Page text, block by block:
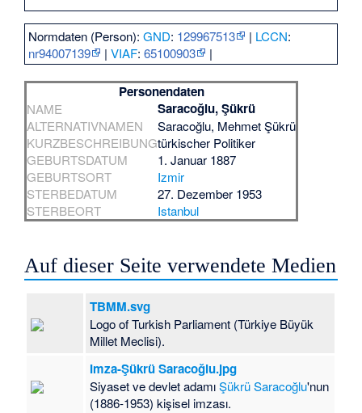
Normdaten (Person):GND: 129967513 | LCCN:
nr94007139
|VIAF:65100903 |
Personendaten
NAME Saracoğlu, Şükrü
ALTERNATIVNAMEN
Saracoğlu, Mehmet Şükrü
KURZBESCHREIBUNGtürkischer Politiker
GEBURTSDATUM
1. Januar 1887
GEBURTSORT
Izmir
STERBEDATUM
27. Dezember 1953
STERBEORT
Istanbul
Auf dieser Seite verwendete Medien
TBMM.svg
Logo of Turkish Parliament (Türkiye Büyük
Millet Meclisi).
Imza-Şükrü Saracoğlu.jpg
Siyaset ve devlet adamıŞükrü Saracoğlu'nun
(1886-1953) kişisel imzası.